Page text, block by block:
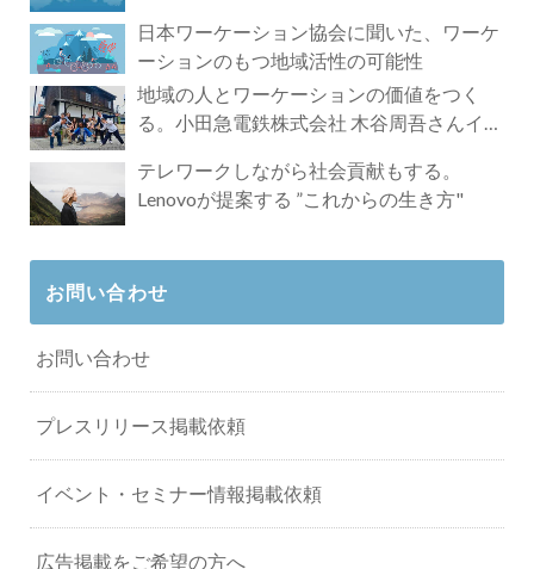
日本ワーケーション協会に聞いた、ワーケ
ーションのもつ地域活性の可能性
地域の人とワーケーションの価値をつく
る。小田急電鉄株式会社 木谷周吾さんイン
テレワークしながら社会貢献もする。
Lenovoが提案する ”これからの生き方"
お問い合わせ
お問い合わせ
プレスリリース掲載依頼
イベント・セミナー情報掲載依頼
広告掲載をご希望の方へ